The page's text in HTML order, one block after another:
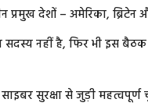
देशों – अमेरिका, ब्रिटेन
नहीं है, फिर भी इस बैठक
सुरक्षा से जुड़ी